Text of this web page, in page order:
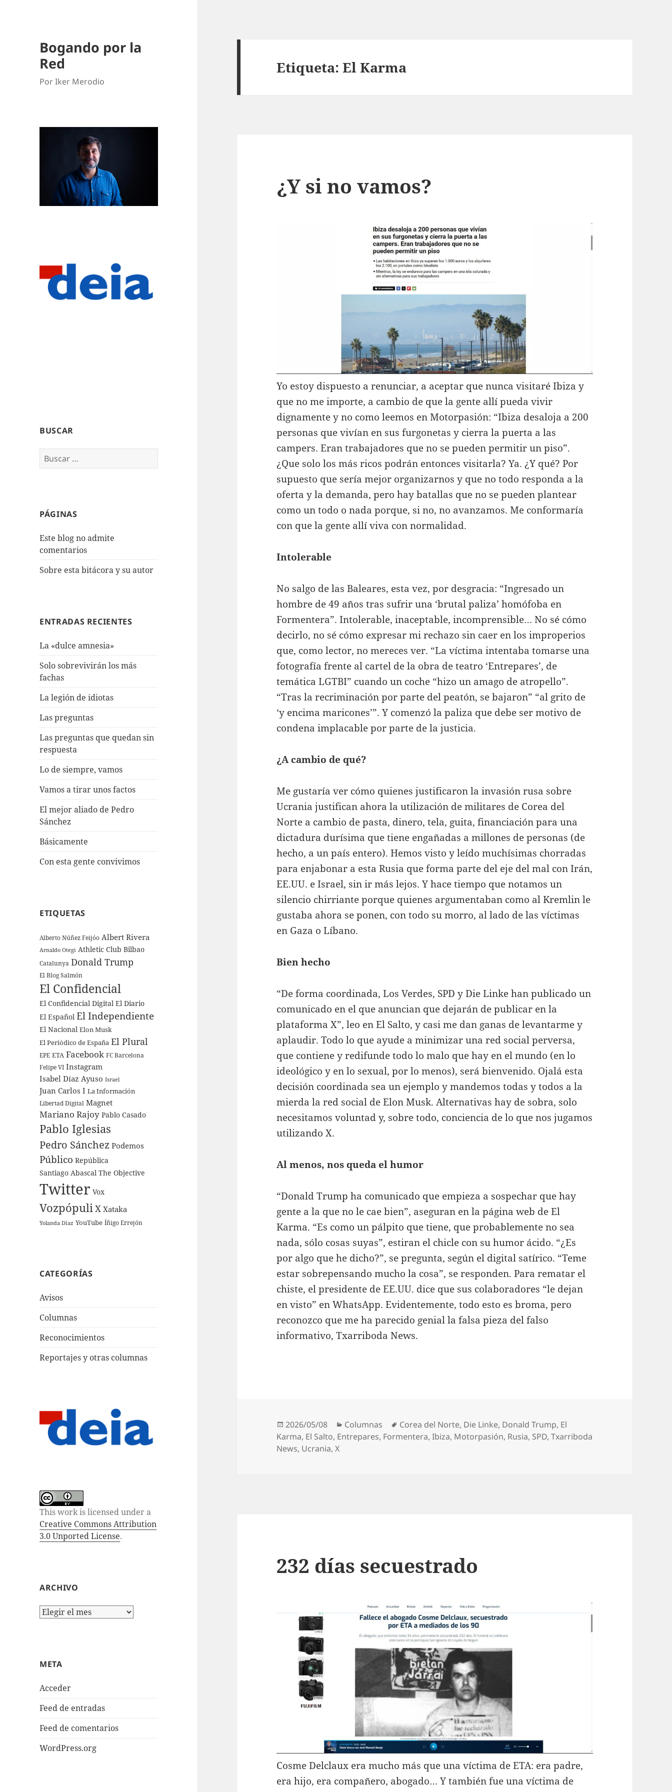
Bogando por la
Red
Por Iker Merodio
BUSCAR
Buscar:
PÁGINAS
Este blog no admite
comentarios
Sobre esta bitácora y su autor
ENTRADAS RECIENTES
La «dulce amnesia»
Solo sobrevivirán los más
fachas
La legión de idiotas
Las preguntas
Las preguntas que quedan sin
respuesta
Lo de siempre, vamos
Vamos a tirar unos factos
El mejor aliado de Pedro
Sánchez
Básicamente
Con esta gente convivimos
ETIQUETAS
Alberto Núñez Feijóo Albert Rivera
Arnaldo Otegi Athletic Club Bilbao
Catalunya Donald Trump
El Blog Salmón
El Confidencial
El Confidencial Digital El Diario
El Español El Independiente
El Nacional Elon Musk
El Periódico de España El Plural
EPE ETA Facebook FC Barcelona
Felipe VI Instagram
Isabel Díaz Ayuso Israel
Juan Carlos I La Información
Libertad Digital Magnet
Mariano Rajoy Pablo Casado
Pablo Iglesias
Pedro Sánchez Podemos
Público República
Santiago Abascal The Objective
Twitter Vox
Vozpópuli X Xataka
Yolanda Díaz YouTube Íñigo Errejón
CATEGORÍAS
Avisos
Columnas
Reconocimientos
Reportajes y otras columnas
This work is licensed under a
Creative Commons Attribution
3.0 Unported License.
ARCHIVO
Archivo
META
Acceder
Feed de entradas
Feed de comentarios
WordPress.org
Etiqueta:El Karma
¿Y si no vamos?
Yo estoy dispuesto a renunciar, a aceptar que nunca visitaré Ibiza y
que no me importe, a cambio de que la gente allí pueda vivir
dignamente y no como leemos en Motorpasión: “Ibiza desaloja a 200
personas que vivían en sus furgonetas y cierra la puerta a las
campers. Eran trabajadores que no se pueden permitir un piso”.
¿Que solo los más ricos podrán entonces visitarla? Ya. ¿Y qué? Por
supuesto que sería mejor organizarnos y que no todo responda a la
oferta y la demanda, pero hay batallas que no se pueden plantear
como un todo o nada porque, si no, no avanzamos. Me conformaría
con que la gente allí viva con normalidad.
Intolerable
No salgo de las Baleares, esta vez, por desgracia: “Ingresado un
hombre de 49 años tras sufrir una ‘brutal paliza’ homófoba en
Formentera”. Intolerable, inaceptable, incomprensible… No sé cómo
decirlo, no sé cómo expresar mi rechazo sin caer en los improperios
que, como lector, no mereces ver. “La víctima intentaba tomarse una
fotografía frente al cartel de la obra de teatro ‘Entrepares’, de
temática LGTBI” cuando un coche “hizo un amago de atropello”.
“Tras la recriminación por parte del peatón, se bajaron” “al grito de
‘y encima maricones’”. Y comenzó la paliza que debe ser motivo de
condena implacable por parte de la justicia.
¿A cambio de qué?
Me gustaría ver cómo quienes justificaron la invasión rusa sobre
Ucrania justifican ahora la utilización de militares de Corea del
Norte a cambio de pasta, dinero, tela, guita, financiación para una
dictadura durísima que tiene engañadas a millones de personas (de
hecho, a un país entero). Hemos visto y leído muchísimas chorradas
para enjabonar a esta Rusia que forma parte del eje del mal con Irán,
EE.UU. e Israel, sin ir más lejos. Y hace tiempo que notamos un
silencio chirriante porque quienes argumentaban como al Kremlin le
gustaba ahora se ponen, con todo su morro, al lado de las víctimas
en Gaza o Líbano.
Bien hecho
“De forma coordinada, Los Verdes, SPD y Die Linke han publicado un
comunicado en el que anuncian que dejarán de publicar en la
plataforma X”, leo en El Salto, y casi me dan ganas de levantarme y
aplaudir. Todo lo que ayude a minimizar una red social perversa,
que contiene y redifunde todo lo malo que hay en el mundo (en lo
ideológico y en lo sexual, por lo menos), será bienvenido. Ojalá esta
decisión coordinada sea un ejemplo y mandemos todas y todos a la
mierda la red social de Elon Musk. Alternativas hay de sobra, solo
necesitamos voluntad y, sobre todo, conciencia de lo que nos jugamos
utilizando X.
Al menos, nos queda el humor
“Donald Trump ha comunicado que empieza a sospechar que hay
gente a la que no le cae bien”, aseguran en la página web de El
Karma. “Es como un pálpito que tiene, que probablemente no sea
nada, sólo cosas suyas”, estiran el chicle con su humor ácido. “¿Es
por algo que he dicho?”, se pregunta, según el digital satírico. “Teme
estar sobrepensando mucho la cosa”, se responden. Para rematar el
chiste, el presidente de EE.UU. dice que sus colaboradores “le dejan
en visto” en WhatsApp. Evidentemente, todo esto es broma, pero
reconozco que me ha parecido genial la falsa pieza del falso
informativo, Txarriboda News.
Publicado
el
2026/05/08 Categorías
Columnas Etiquetas
Corea del Norte, Die Linke, Donald Trump, El
Karma, El Salto, Entrepares, Formentera,Ibiza, Motorpasión, Rusia, SPD,Txarriboda
News, Ucrania,X
232 días secuestrado
Cosme Delclaux era mucho más que una víctima de ETA: era padre,
era hijo, era compañero, abogado… Y también fue una víctima de